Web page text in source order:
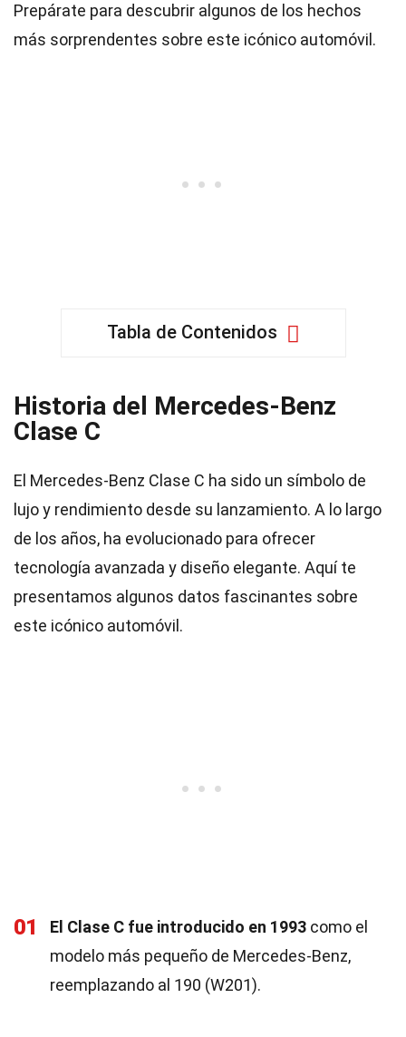
Prepárate para descubrir algunos de los hechos
más sorprendentes sobre este icónico automóvil.
Tabla de Contenidos
Historia del Mercedes-Benz
Clase C
El Mercedes-Benz Clase C ha sido un símbolo de
lujo y rendimiento desde su lanzamiento. A lo largo
de los años, ha evolucionado para ofrecer
tecnología avanzada y diseño elegante. Aquí te
presentamos algunos datos fascinantes sobre
este icónico automóvil.
01 El Clase C fue introducido en 1993 como el
modelo más pequeño de Mercedes-Benz,
reemplazando al 190 (W201).